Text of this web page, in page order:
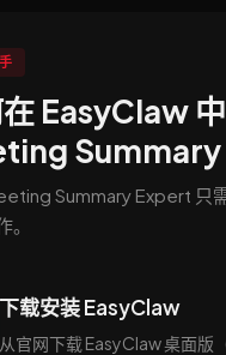
EasyClaw
Summary Expert 只
。
下载安装 EasyClaw
从官网下载 EasyClaw 桌面版